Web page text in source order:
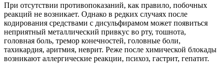
При отсутствии противопоказаний, как правило, побочных
реакций не возникает. Однако в редких случаях после
кодирования средствами с дисульфирамом может появиться
неприятный металлический привкус во рту, тошнота,
головная боль, тремор конечностей, головные боли,
тахикардия, аритмия, неврит. Реже после химической блокады
возникают аллергические реакции, психоз, гастрит, гепатит.